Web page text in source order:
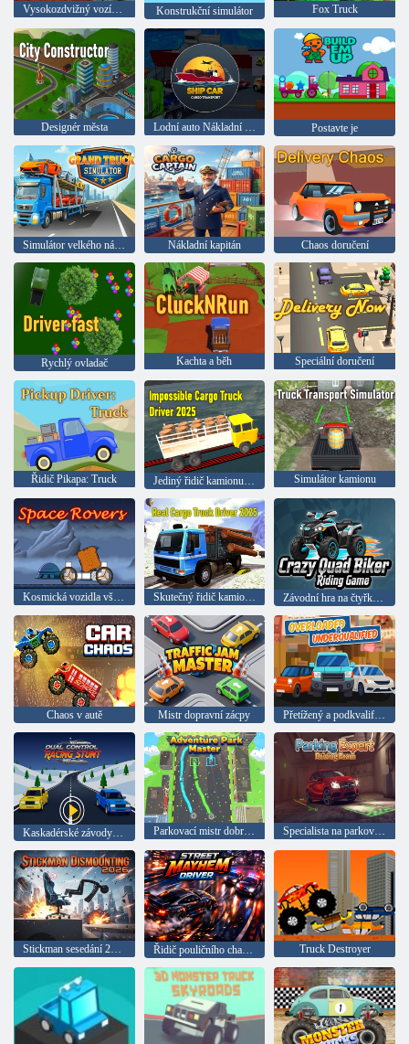
Vysokozdvižný vozík online Konstrukční simulátor Fox Truck
Designér města Lodní auto Nákladní doprava Postavte je
Simulátor velkého nákladního auta Nákladní kapitán Chaos doručení
Rychlý ovladač Kachta a běh Speciální doručení
Řidič Pikapa: Truck Simulátor kamionu
Kosmická vozidla všech -terain Skutečný řidič kamionu 2025 Závodní hra na čtyřkolce
Chaos v autě Mistr dopravní zácpy Přetížený a podkvalifikovaný
Parkovací mistr dobrodružství Specialista na parkování: Řidičský test
Stickman sesedání 2026 Řidič pouličního chaosu Truck Destroyer